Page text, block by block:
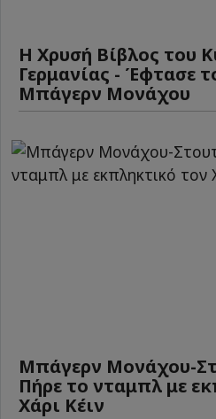
Η Χρυσή Βίβλος του
Γερμανίας - Έφτασε
Μπάγερν Μονάχου
Μπάγερν Μονάχου-
Πήρε το νταμπλ με
Χάρι Κέιν